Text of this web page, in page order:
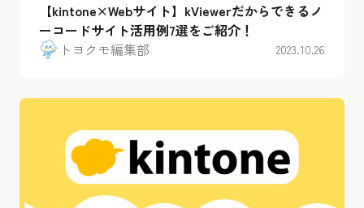
【kintone×Webサイト】kViewerだからできるノ
ーコードサイト活用例7選をご紹介！
トヨクモ編集部
2023.10.26